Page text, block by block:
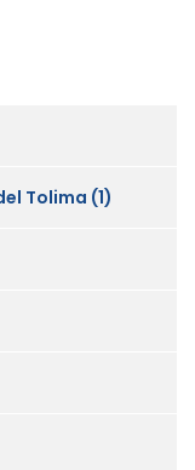
Tolima (1)